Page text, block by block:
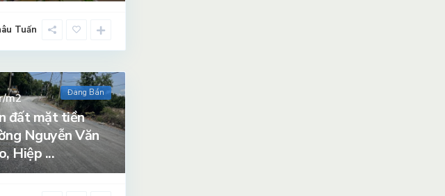
Tuấn
Đang Bán
m2
đất mặt tiền
Nguyễn Văn
Hiệp ...